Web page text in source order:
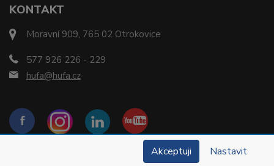
KONTAKT
Moravní 909, 765 02 Otrokovice
577 926 226 - 229
hufa@hufa.cz
Akceptuji Nastavit